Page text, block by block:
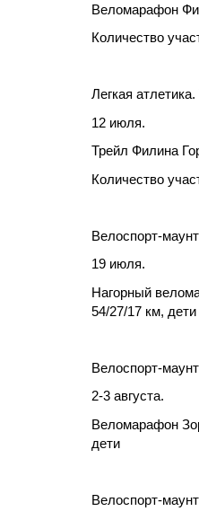
Веломарафон
Количество
Легкая
12 июля.
Трейл Филина
Количество
Велоспорт-
19 июля.
Нагорный
54/27/17 км, дети
Велоспорт-
2-3 августа.
Веломарафон
дети
Велоспорт-